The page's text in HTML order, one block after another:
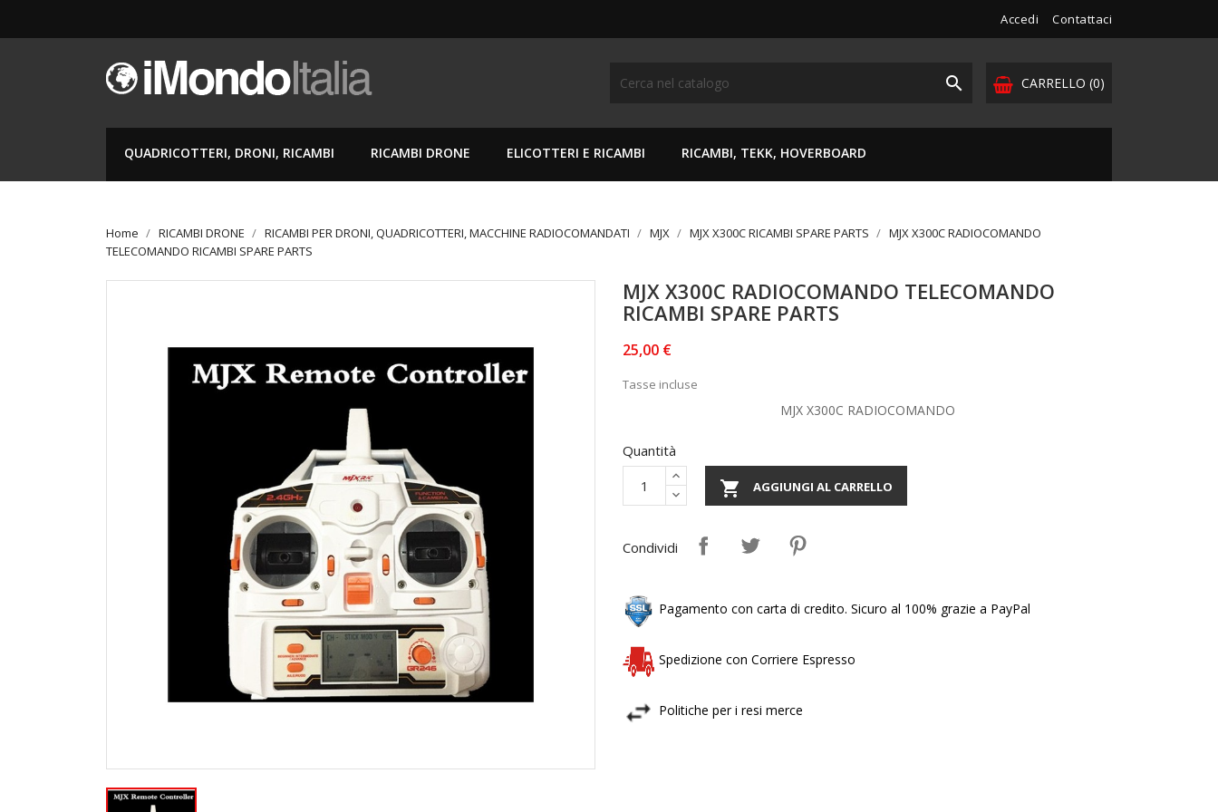
Accedi Contattaci
CARRELLO (0)

QUADRICOTTERI, DRONI, RICAMBI RICAMBI DRONE ELICOTTERI E RICAMBI RICAMBI, TEKK, HOVERBOARD
Home RICAMBI DRONE RICAMBI PER DRONI, QUADRICOTTERI, MACCHINE RADIOCOMANDATI MJX MJX X300C RICAMBI SPARE PARTS
MJX X300C RADIOCOMANDO
TELECOMANDO RICAMBI SPARE PARTS
MJX X300C RADIOCOMANDO TELECOMANDO
RICAMBI SPARE PARTS
25,00 €
Tasse incluse
MJX X300C RADIOCOMANDO
Quantità
 AGGIUNGI AL CARRELLO
Condividi
Pagamento con carta di credito. Sicuro al 100% grazie a PayPal
Spedizione con Corriere Espresso
Politiche per i resi merce